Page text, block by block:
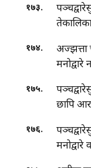
१७३.
१७४.
अज्झत्ता
मनोद्वारे
१७५.
छापि
१७६.